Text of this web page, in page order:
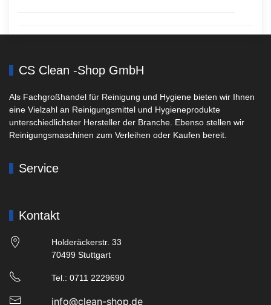
CS Clean -Shop GmbH
Als Fachgroßhandel für Reinigung und Hygiene bieten wir Ihnen
eine Vielzahl an Reinigungsmittel und Hygieneprodukte
unterschiedlichster Hersteller der Branche. Ebenso stellen wir
Reinigungsmaschinen zum Verleihen oder Kaufen bereit.
Service
Kontakt
Holderäckerstr. 33
70499 Stuttgart
Tel.: 0711 2229690
info@clean-shop.de